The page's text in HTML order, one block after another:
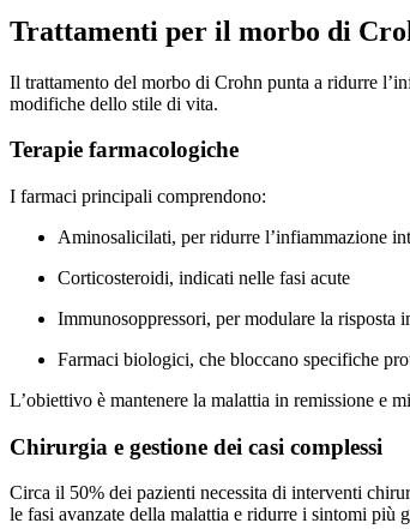
Trattamenti per il morbo di
Il trattamento del morbo di Crohn punta a ridurre
modifiche dello stile di vita.
Terapie farmacologiche
I farmaci principali comprendono:
Aminosalicilati, per ridurre l’infiammazione
Corticosteroidi, indicati nelle fasi acute
Immunosoppressori, per modulare la risposta
Farmaci biologici, che bloccano specifiche
L’obiettivo è mantenere la malattia in remissione e
Chirurgia e gestione dei casi complessi
Circa il 50% dei pazienti necessita di interventi
le fasi avanzate della malattia e ridurre i sintomi più